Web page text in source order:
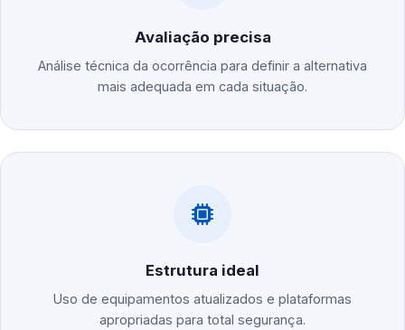
Avaliação precisa
Análise técnica da ocorrência para definir a alternativa
mais adequada em cada situação.
Estrutura ideal
Uso de equipamentos atualizados e plataformas
apropriadas para total segurança.